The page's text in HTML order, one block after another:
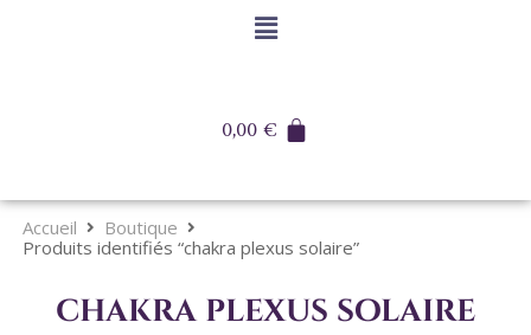
0,00€
Accueil
Boutique
Produits identifiés “chakra plexus solaire”
chakra plexus solaire